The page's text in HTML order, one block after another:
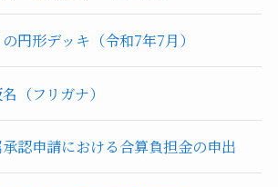
円形デッキ（令和7年7月）
（フリガナ）
認申請における合算負担金の申出